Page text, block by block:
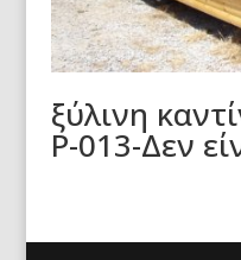
ξύλινη
Ρ-013-Δεν